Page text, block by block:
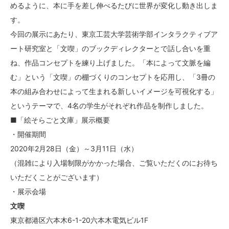
めるように、本に手を差し伸べるたびに世界が変化し動き出しま
す。
今回の展示にあたり、東京工芸大学芸術学部インタラクティブア
ート研究室と「文喫」のブックディレクターとで話し合いを重
ね、作品コンセプトを練り上げました。「本によって文脈を編
む」という「文喫」の棚づくりのコンセプトを応用し、「3冊の
本の組み合わせによって生まれる新しいイメージを可視化する」
というテーマで、4名の学生がそれぞれ作品を制作しました。
■「絵そらごと文庫」展示概要
・開催期間
2020年2月28日（金）～3月11日（水）
（混雑により入場制限がかかった場合、ご覧いただくのにお待ち
いただくことがございます）
・展示会場
文喫
東京都港区六本木6-1-20六本木電気ビル1F